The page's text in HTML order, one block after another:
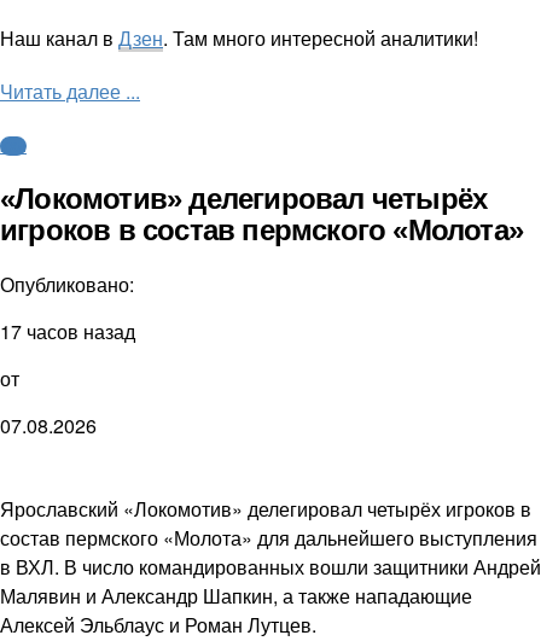
Наш канал в Дзен. Там много интересной аналитики!
Читать далее ...
КХЛ
«Локомотив» делегировал четырёх
игроков в состав пермского «Молота»
Опубликовано:
17 часов назад
от
07.08.2026
Ярославский «Локомотив» делегировал четырёх игроков в
состав пермского «Молота» для дальнейшего выступления
в ВХЛ. В число командированных вошли защитники Андрей
Малявин и Александр Шапкин, а также нападающие
Алексей Эльблаус и Роман Лутцев.